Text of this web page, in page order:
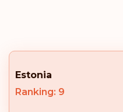
Estonia
Ranking: 9